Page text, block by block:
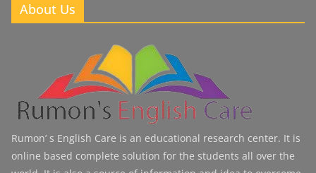
About Us
Rumon’ s English Care is an educational research center. It is
online based complete solution for the students all over the